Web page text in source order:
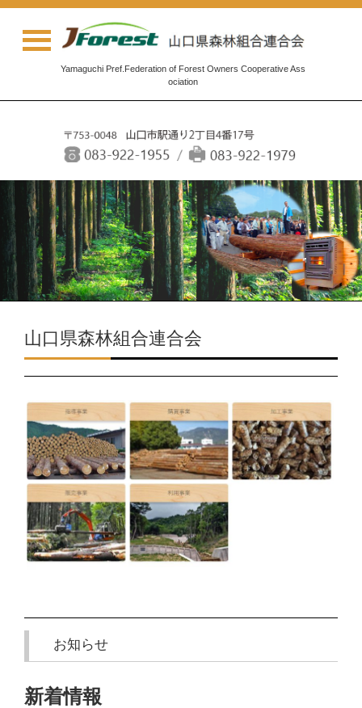
Yamaguchi Pref.Federation of Forest Owners Cooperative Ass
ociation
山口県森林組合連合会
お知らせ
新着情報